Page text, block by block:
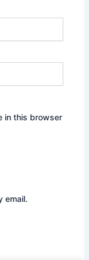
in this browser
email.